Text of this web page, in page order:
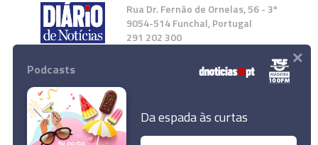
Rua Dr. Fernão de Ornelas, 56 - 3º
9054-514 Funchal, Portugal
291 202 300
Instale a nossa App
Podcasts
Da espada às curtas
×